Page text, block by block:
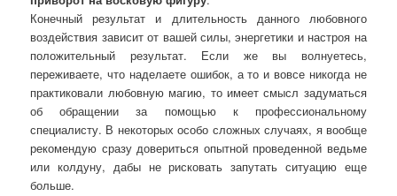
Конечный результат и длительность данного любовного
воздействия зависит от вашей силы, энергетики и настроя на
положительный результат. Если же вы волнуетесь,
переживаете, что наделаете ошибок, а то и вовсе никогда не
практиковали любовную магию, то имеет смысл задуматься
об обращении за помощью к профессиональному
специалисту. В некоторых особо сложных случаях, я вообще
рекомендую сразу довериться опытной проведенной ведьме
или колдуну, дабы не рисковать запутать ситуацию еще
больше.